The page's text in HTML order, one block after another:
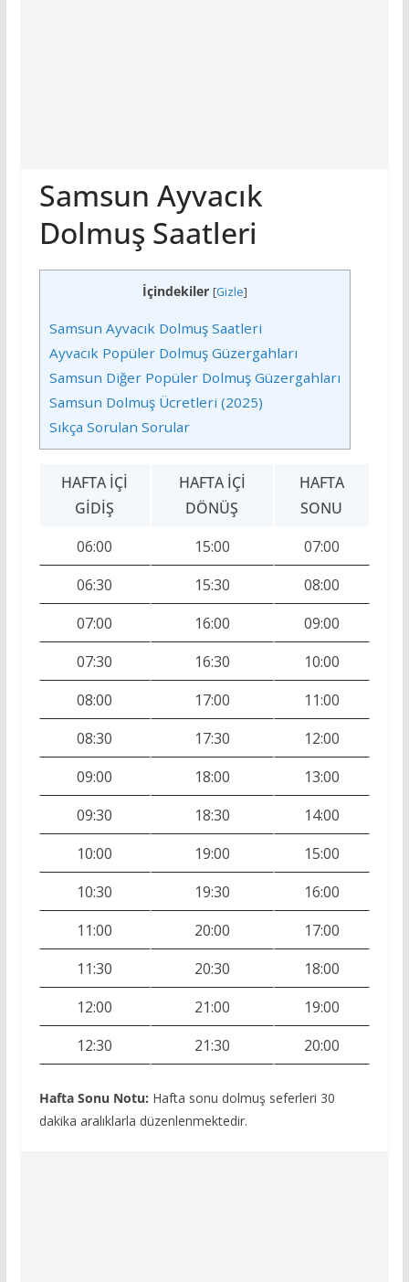
Samsun Ayvacık
Dolmuş Saatleri
İçindekiler [Gizle]
Samsun Ayvacık Dolmuş Saatleri
Ayvacık Popüler Dolmuş Güzergahları
Samsun Diğer Popüler Dolmuş Güzergahları
Samsun Dolmuş Ücretleri (2025)
Sıkça Sorulan Sorular
HAFTA İÇI
GIDIŞ
HAFTA İÇI
DÖNÜŞ
HAFTA
SONU
06:00
15:00
07:00
06:30
15:30
08:00
07:00
16:00
09:00
07:30
16:30
10:00
08:00
17:00
11:00
08:30
17:30
12:00
09:00
18:00
13:00
09:30
18:30
14:00
10:00
19:00
15:00
10:30
19:30
16:00
11:00
20:00
17:00
11:30
20:30
18:00
12:00
21:00
19:00
12:30
21:30 20:00
Hafta Sonu Notu: Hafta sonu dolmuş seferleri 30
dakika aralıklarla düzenlenmektedir.